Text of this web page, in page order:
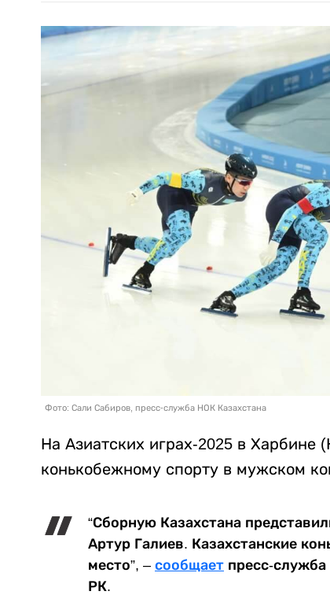
Фото: Сали Сабиров, пресс-служба НОК Казахстана
На Азиатских играх-2025 в Харбине
конькобежному спорту в мужском
“Сборную Казахстана
Артур Галиев. Казахстанские
место”, – сообщает пресс-
РК.